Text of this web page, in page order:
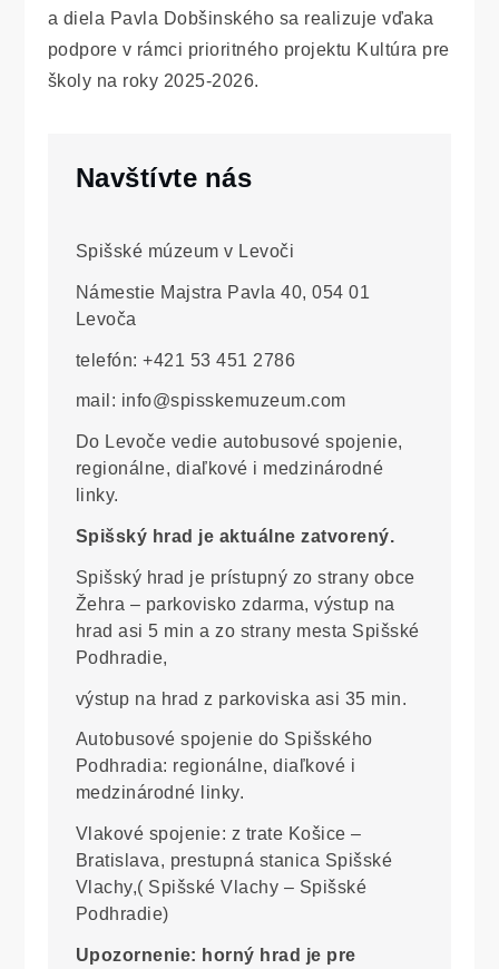
a diela Pavla Dobšinského sa realizuje vďaka
podpore v rámci prioritného projektu Kultúra pre
školy na roky 2025-2026.
Navštívte nás
Spišské múzeum v Levoči
Námestie Majstra Pavla 40, 054 01
Levoča
telefón: +421 53 451 2786
mail: info@spisskemuzeum.com
Do Levoče vedie autobusové spojenie,
regionálne, diaľkové i medzinárodné
linky.
Spišský hrad je aktuálne zatvorený.
Spišský hrad je prístupný zo strany obce
Žehra – parkovisko zdarma, výstup na
hrad asi 5 min a zo strany mesta Spišské
Podhradie,
výstup na hrad z parkoviska asi 35 min.
Autobusové spojenie do Spišského
Podhradia: regionálne, diaľkové i
medzinárodné linky.
Vlakové spojenie: z trate Košice –
Bratislava, prestupná stanica Spišské
Vlachy,( Spišské Vlachy – Spišské
Podhradie)
Upozornenie: horný hrad je pre